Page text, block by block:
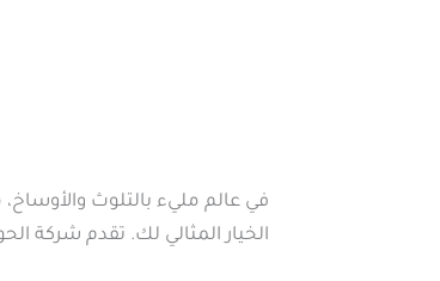
في عالم مليء بالتلوث
الخيار المثالي لك. تقدم شركة